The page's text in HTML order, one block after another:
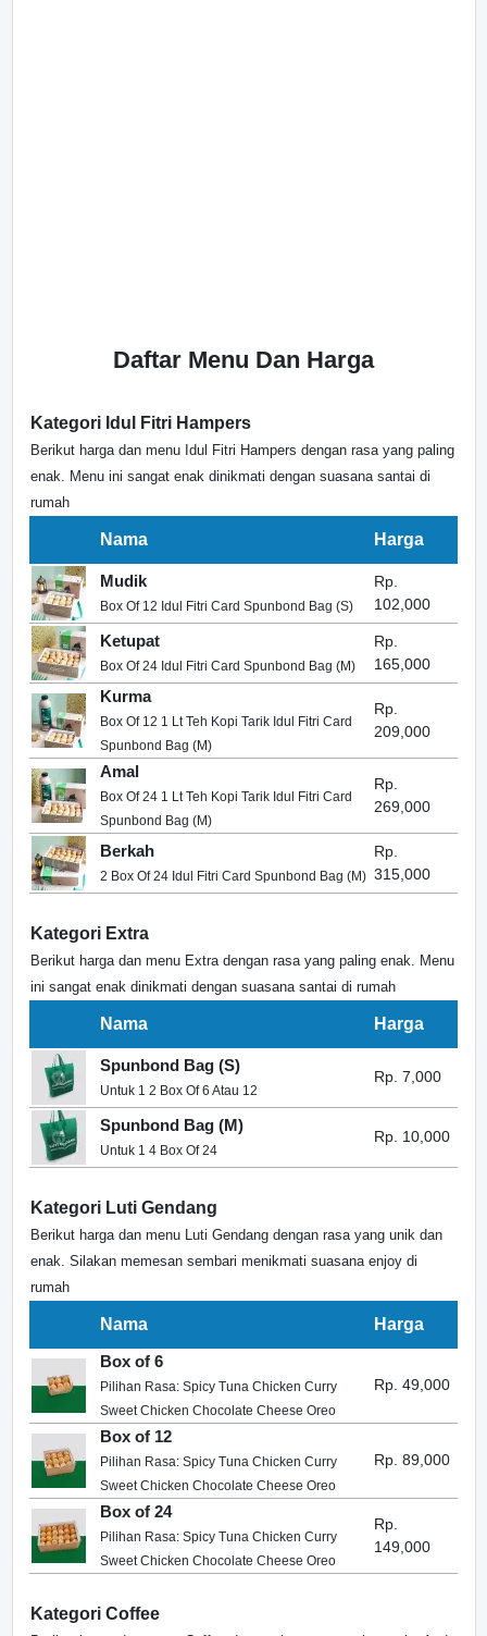
Daftar Menu Dan Harga
Kategori Idul Fitri Hampers
Berikut harga dan menu Idul Fitri Hampers dengan rasa yang paling
enak. Menu ini sangat enak dinikmati dengan suasana santai di
rumah
Nama Harga
Mudik
Box Of 12 Idul Fitri Card Spunbond Bag (S)
Rp.
102,000
Ketupat
Box Of 24 Idul Fitri Card Spunbond Bag (M)
Rp.
165,000
Kurma
Box Of 12 1 Lt Teh Kopi Tarik Idul Fitri Card
Spunbond Bag (M)
Rp.
209,000
Amal
Box Of 24 1 Lt Teh Kopi Tarik Idul Fitri Card
Spunbond Bag (M)
Rp.
269,000
Berkah
2 Box Of 24 Idul Fitri Card Spunbond Bag (M)
Rp.
315,000
Kategori Extra
Berikut harga dan menu Extra dengan rasa yang paling enak. Menu
ini sangat enak dinikmati dengan suasana santai di rumah
Nama Harga
Spunbond Bag (S)
Untuk 1 2 Box Of 6 Atau 12
Rp. 7,000
Spunbond Bag (M)
Untuk 1 4 Box Of 24
Rp. 10,000
Kategori Luti Gendang
Berikut harga dan menu Luti Gendang dengan rasa yang unik dan
enak. Silakan memesan sembari menikmati suasana enjoy di
rumah
Nama
Harga
Box of 6
Pilihan Rasa: Spicy Tuna Chicken Curry
Sweet Chicken Chocolate Cheese Oreo
Rp. 49,000
Box of 12
Pilihan Rasa: Spicy Tuna Chicken Curry
Sweet Chicken Chocolate Cheese Oreo
Rp. 89,000
Box of 24
Pilihan Rasa: Spicy Tuna Chicken Curry
Sweet Chicken Chocolate Cheese Oreo
Rp.
149,000
Kategori Coffee